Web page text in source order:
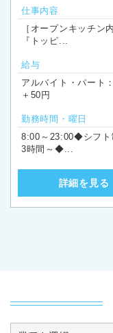
仕事内容
［オープンキッチン
『トッピ...
給与
アルバイト・パー
＋50円
勤務時間・曜日
8:00～23:00◆シフ
3時間～◆...
詳細を見る